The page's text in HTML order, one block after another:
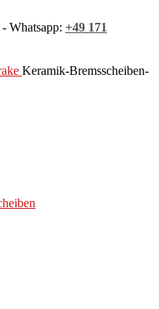
- Whatsapp: +49 171
Keramik-Bremsscheiben-